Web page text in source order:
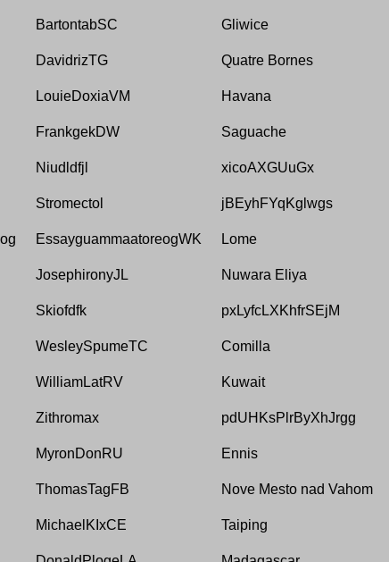
BartontabSC Gliwice
DavidrizTG Quatre Bornes
LouieDoxiaVM Havana
FrankgekDW Saguache
Niudldfjl xicoAXGUuGx
Stromectol jBEyhFYqKglwgs
EssayguammaatoreogWK Lome
JosephironyJL Nuwara Eliya
Skiofdfk pxLyfcLXKhfrSEjM
WesleySpumeTC Comilla
WilliamLatRV Kuwait
Zithromax pdUHKsPlrByXhJrgg
MyronDonRU Ennis
ThomasTagFB Nove Mesto nad Vahom
MichaelKIxCE Taiping